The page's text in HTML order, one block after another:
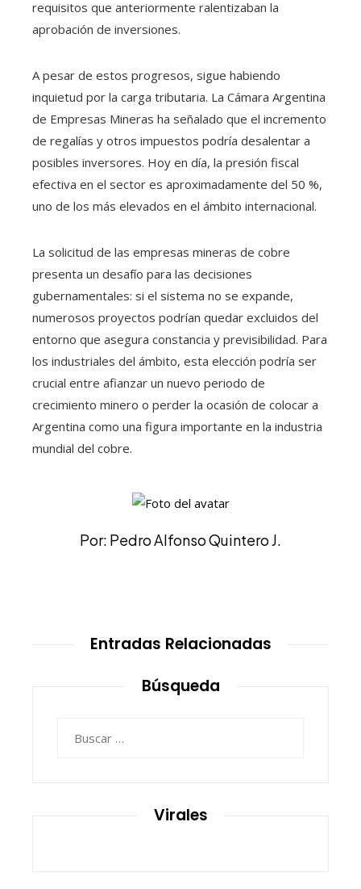
requisitos que anteriormente ralentizaban la
aprobación de inversiones.
A pesar de estos progresos, sigue habiendo
inquietud por la carga tributaria. La Cámara Argentina
de Empresas Mineras ha señalado que el incremento
de regalías y otros impuestos podría desalentar a
posibles inversores. Hoy en día, la presión fiscal
efectiva en el sector es aproximadamente del 50 %,
uno de los más elevados en el ámbito internacional.
La solicitud de las empresas mineras de cobre
presenta un desafío para las decisiones
gubernamentales: si el sistema no se expande,
numerosos proyectos podrían quedar excluidos del
entorno que asegura constancia y previsibilidad. Para
los industriales del ámbito, esta elección podría ser
crucial entre afianzar un nuevo periodo de
crecimiento minero o perder la ocasión de colocar a
Argentina como una figura importante en la industria
mundial del cobre.
Por: Pedro Alfonso Quintero J.
Entradas Relacionadas
Búsqueda
Virales